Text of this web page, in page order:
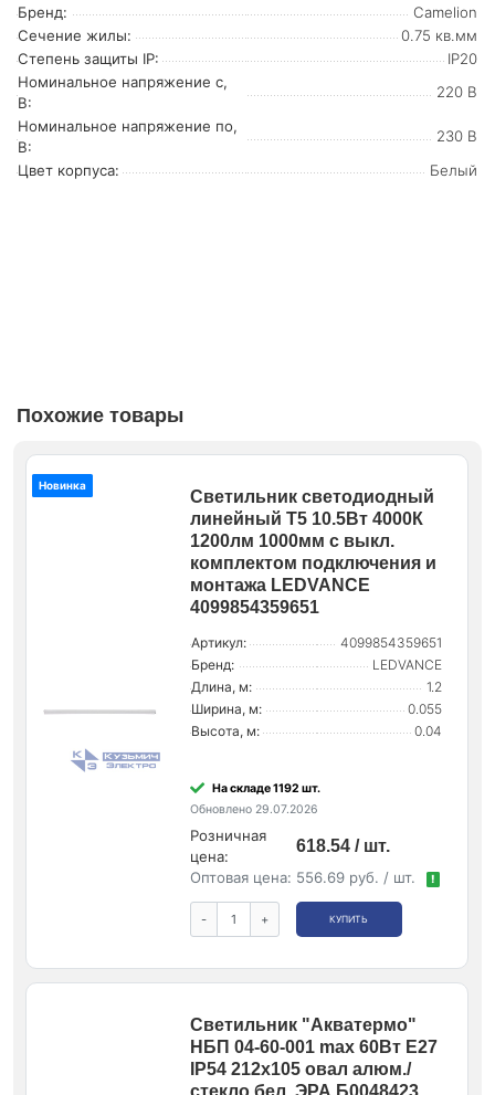
Бренд:
Camelion
Сечение жилы:
0.75 кв.мм
Степень защиты IP:
IP20
Номинальное напряжение с,
В:
220 В
Номинальное напряжение по,
В:
230 В
Цвет корпуса:
Белый
Похожие товары
Новинка
Светильник светодиодный
линейный Т5 10.5Вт 4000К
1200лм 1000мм с выкл.
комплектом подключения и
монтажа LEDVANCE
4099854359651
Артикул:
4099854359651
Бренд:
LEDVANCE
Длина, м:
1.2
Ширина, м:
0.055
Высота, м:
0.04
На складе 1192 шт.
Обновлено 29.07.2026
Розничная
цена:
618.54 / шт.
Оптовая цена: 556.69 руб. / шт. !
- + КУПИТЬ
Светильник "Акватермо"
НБП 04-60-001 max 60Вт E27
IP54 212х105 овал алюм./
стекло бел. ЭРА Б0048423